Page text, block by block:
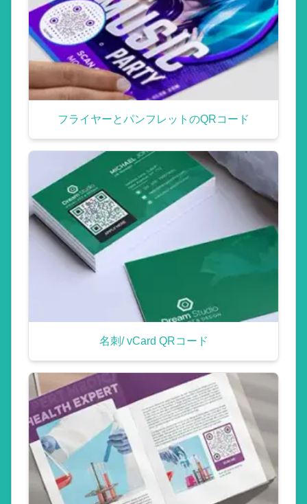
フライヤーとパンフレットのQRコード
名刺/ vCard QRコード